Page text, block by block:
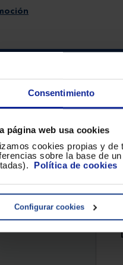
Consentimiento
página web usa cookies
cookies propias y de
sobre la base de
Política de cookies
Configurar cookies